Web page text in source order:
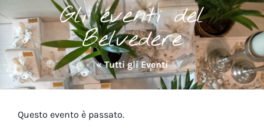
Gli eventi del
Belvedere
« Tutti gli Eventi
Questo evento è passato.